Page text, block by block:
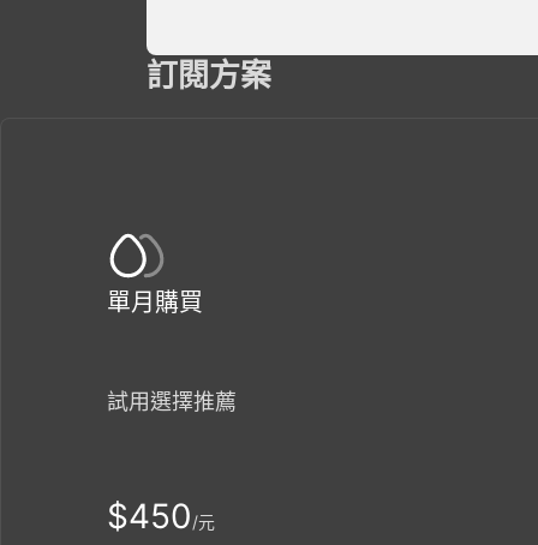
訂閱方案
單月購買
試用選擇推薦
$450 元